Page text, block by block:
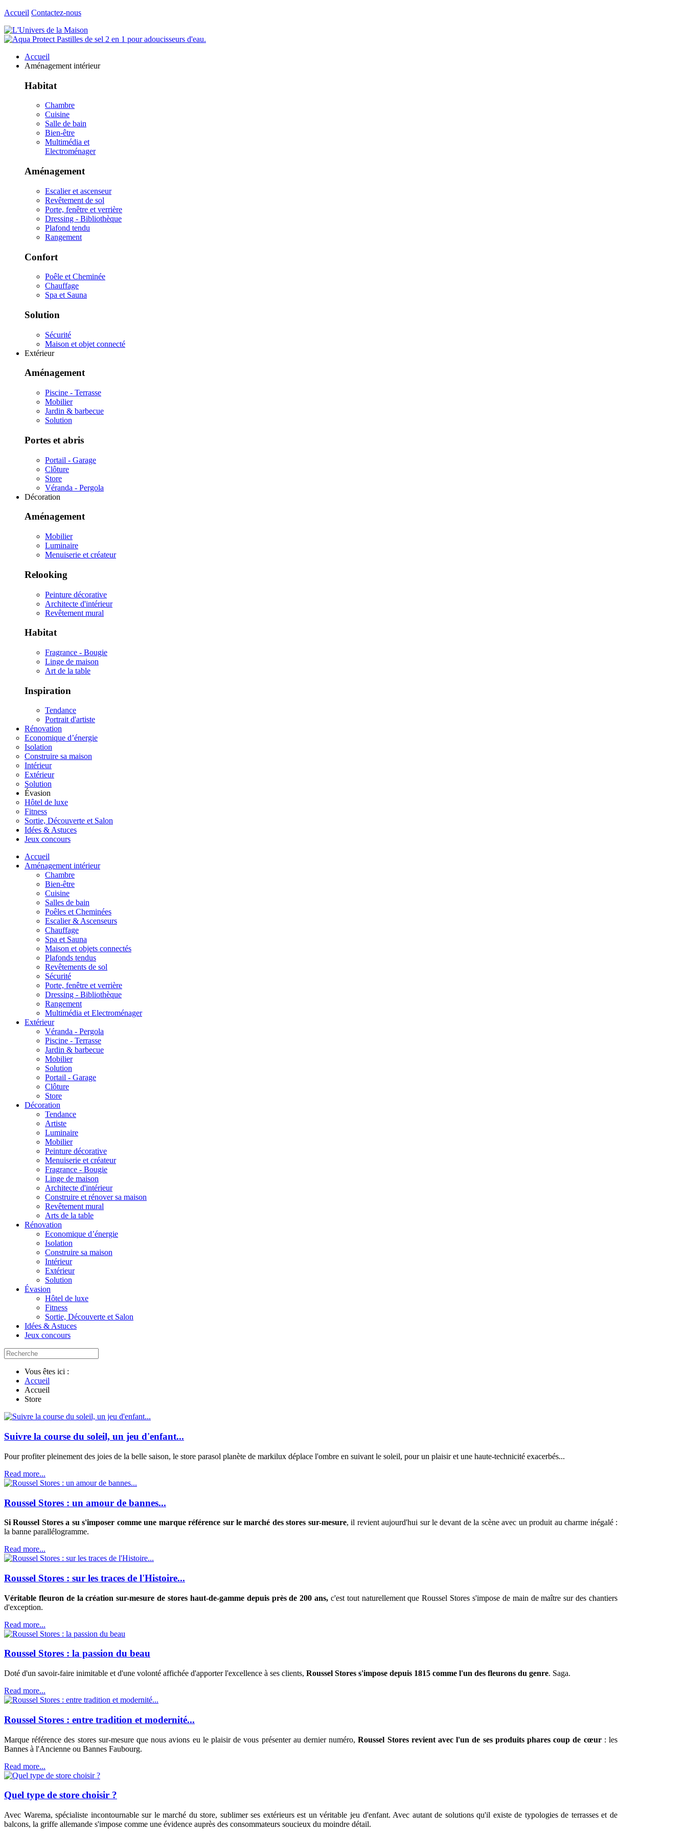
Accueil Contactez-nous
Accueil
Aménagement intérieur
Habitat
Chambre
Cuisine
Salle de bain
Bien-être
Multimédia et
Electroménager
Aménagement
Escalier et ascenseur
Revêtement de sol
Porte, fenêtre et verrière
Dressing - Bibliothèque
Plafond tendu
Rangement
Confort
Poêle et Cheminée
Chauffage
Spa et Sauna
Solution
Sécurité
Maison et objet connecté
Extérieur
Aménagement
Piscine - Terrasse
Mobilier
Jardin & barbecue
Solution
Portes et abris
Portail - Garage
Clôture
Store
Véranda - Pergola
Décoration
Aménagement
Mobilier
Luminaire
Menuiserie et créateur
Relooking
Peinture décorative
Architecte d'intérieur
Revêtement mural
Habitat
Fragrance - Bougie
Linge de maison
Art de la table
Inspiration
Tendance
Portrait d'artiste
Rénovation
Economique d’énergie
Isolation
Construire sa maison
Intérieur
Extérieur
Solution
Évasion
Hôtel de luxe
Fitness
Sortie, Découverte et Salon
Idées & Astuces
Jeux concours
Accueil
Aménagement intérieur
Chambre
Bien-être
Cuisine
Salles de bain
Poêles et Cheminées
Escalier & Ascenseurs
Chauffage
Spa et Sauna
Maison et objets connectés
Plafonds tendus
Revêtements de sol
Sécurité
Porte, fenêtre et verrière
Dressing - Bibliothèque
Rangement
Multimédia et Electroménager
Extérieur
Véranda - Pergola
Piscine - Terrasse
Jardin & barbecue
Mobilier
Solution
Portail - Garage
Clôture
Store
Décoration
Tendance
Artiste
Luminaire
Mobilier
Peinture décorative
Menuiserie et créateur
Fragrance - Bougie
Linge de maison
Architecte d'intérieur
Construire et rénover sa maison
Revêtement mural
Arts de la table
Rénovation
Economique d’énergie
Isolation
Construire sa maison
Intérieur
Extérieur
Solution
Évasion
Hôtel de luxe
Fitness
Sortie, Découverte et Salon
Idées & Astuces
Jeux concours
Vous êtes ici :
Accueil
Accueil
Store
Suivre la course du soleil, un jeu d'enfant...
Pour profiter pleinement des joies de la belle saison, le store parasol planète de markilux déplace l'ombre en suivant le soleil, pour un plaisir et une haute-technicité exacerbés...
Read more...
Roussel Stores : un amour de bannes...
Si Roussel Stores a su s'imposer comme une marque référence sur le marché des stores sur-mesure, il revient aujourd'hui sur le devant de la scène avec un produit au charme inégalé :
la banne parallélogramme.
Read more...
Roussel Stores : sur les traces de l'Histoire...
Véritable fleuron de la création sur-mesure de stores haut-de-gamme depuis près de 200 ans, c'est tout naturellement que Roussel Stores s'impose de main de maître sur des chantiers
d'exception.
Read more...
Roussel Stores : la passion du beau
Doté d'un savoir-faire inimitable et d'une volonté affichée d'apporter l'excellence à ses clients, Roussel Stores s'impose depuis 1815 comme l'un des fleurons du genre. Saga.
Read more...
Roussel Stores : entre tradition et modernité...
Marque référence des stores sur-mesure que nous avions eu le plaisir de vous présenter au dernier numéro, Roussel Stores revient avec l'un de ses produits phares coup de cœur: les
Bannes à l'Ancienne ou Bannes Faubourg.
Read more...
Quel type de store choisir ?
Avec Warema, spécialiste incontournable sur le marché du store, sublimer ses extérieurs est un véritable jeu d'enfant. Avec autant de solutions qu'il existe de typologies de terrasses et de
balcons, la griffe allemande s'impose comme une évidence auprès des consommateurs soucieux du moindre détail.